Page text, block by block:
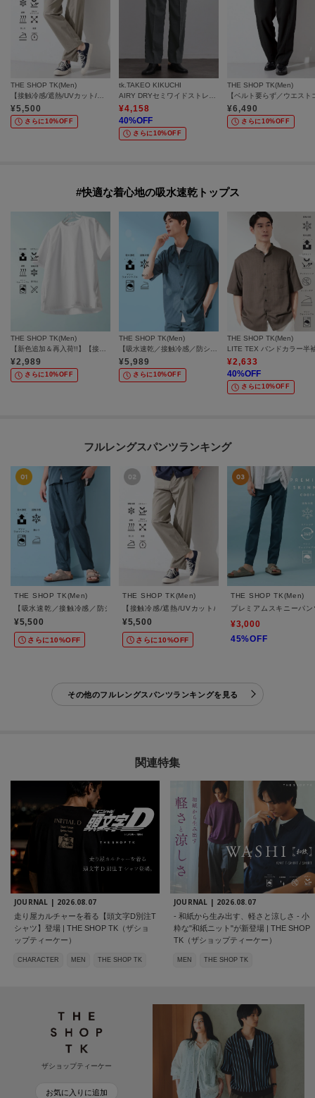
THE SHOP TK(Men)
¥5,500
さらに10%OFF
tk.TAKEO KIKUCHI
¥4,158
40%OFF
さらに10%OFF
THE SHOP TK(Men)
¥6,490
さらに10%OFF
#快適な着心地の吸水速乾トップス
THE SHOP TK(Men)
【新色追加＆再入荷!!】【接触冷感/吸水速乾/UVカット/透け防止/遮熱】BO-NO TEE/ボーノTシャツ
¥2,989
さらに10%OFF
THE SHOP TK(Men)
【吸水速乾／接触冷感／防シワ／マシンウォッシャブル】ハイドロクール 半袖シャツ
¥5,989
さらに10%OFF
THE SHOP TK(Men)
¥2,633
40%OFF
さらに10%OFF
フルレングスパンツランキング
THE SHOP TK(Men)
【吸水速乾／接触冷感／防シワ／ベルト要らず／マシンウォッシャブル】ハイドロクー
¥5,500
さらに10%OFF
THE SHOP TK(Men)
【接触冷感/遮熱/UVカット/防シワ/２WAYストレッチ/
¥5,500
さらに10%OFF
THE SHOP TK(Men)
プレミアムスキニーパ
¥3,000
45%OFF
その他のフルレングスパンツランキングを見る
関連特集
JOURNAL | 2026.08.07
走り屋カルチャーを着る【頭文字D別注T
シャツ】登場 | THE SHOP TK（ザショ
ップティーケー）
CHARACTER MEN THE SHOP TK
JOURNAL | 2026.08.07
- 和紙から生み出す、軽さと涼しさ - 小
粋な"和紙ニット"が新登場 | THE SHOP
TK（ザショップティーケー）
MEN THE SHOP TK
ザショップティーケー
お気に入りに追加